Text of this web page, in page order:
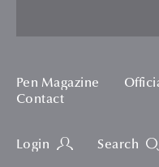
Pen Magazine
Contact
Login Search